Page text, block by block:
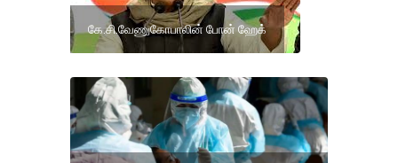
கே.சி.வேணுகோபாலின் போன் ஹேக்